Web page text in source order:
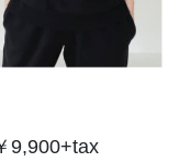
9,900+tax